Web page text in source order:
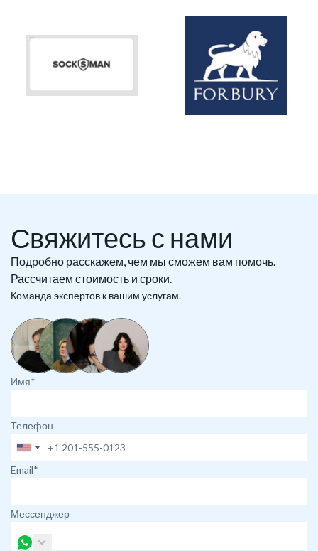
Свяжитесь с нами
Подробно расскажем, чем мы сможем вам помочь.
Рассчитаем стоимость и сроки.
Команда экспертов к вашим услугам.
Имя*
Телефон
Email*
Мессенджер